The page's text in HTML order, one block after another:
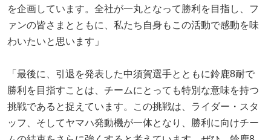
を企画しています。全社が一丸となって勝利を目指し、フ
ァンの皆さまとともに、私たち自身もこの活動で感動を味
わいたいと思います」
「最後に、引退を発表した中須賀選手とともに鈴鹿8耐で
勝利を目指すことは、チームにとっても特別な意味を持つ
挑戦であると捉えています。この挑戦は、ライダー・スタ
ッフ、そしてヤマハ発動機が一体となり、勝利に向けチー